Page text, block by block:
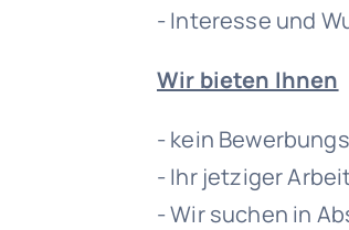
- Interesse und
Wir bieten Ihnen
- kein
- Ihr jetziger
- Wir suchen in